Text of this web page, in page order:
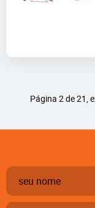
Página 2 de 21,